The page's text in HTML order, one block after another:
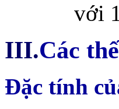
với
III.Các
Đặc tính